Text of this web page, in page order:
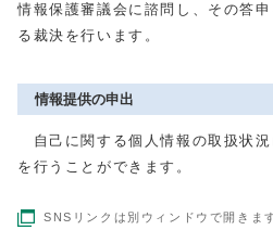
情報保護審議会に諮問し、その答
る裁決を行います。
情報提供の申出
自己に関する個人情報の取扱状況
を行うことができます。
SNSリンクは別ウィンドウで開きま